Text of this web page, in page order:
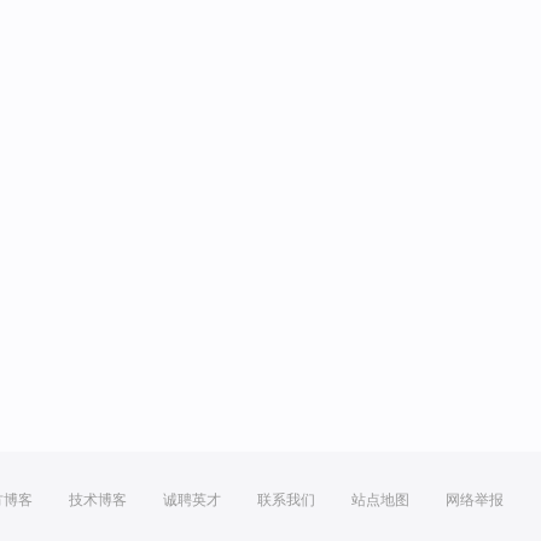
博客 技术博客 诚聘英才 联系我们 站点地图 网络举报